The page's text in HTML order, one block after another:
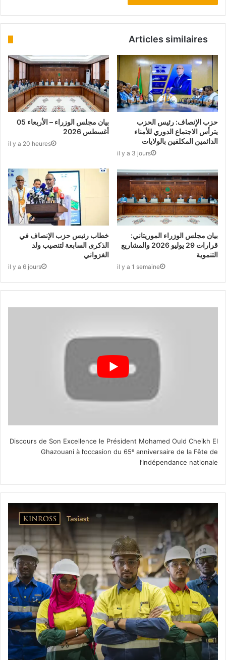
Articles similaires
بيان مجلس الوزراء – الأربعاء 05
أغسطس 2026
il y a 20 heures
حزب الإنصاف: رئيس الحزب
يترأس الاجتماع الدوري للأمناء
الدائمين المكلفين بالولايات
il y a 3 jours
خطاب رئيس حزب الإنصاف في
الذكرى السابعة لتنصيب ولد
الغزواني
il y a 6 jours
بيان مجلس الوزراء الموريتاني:
قرارات 29 يوليو 2026 والمشاريع
التنموية
il y a 1 semaine
Discours de Son Excellence le Président Mohamed Ould Cheikh El
Ghazouani à l’occasion du 65ᵉ anniversaire de la Fête de
l’Indépendance nationale